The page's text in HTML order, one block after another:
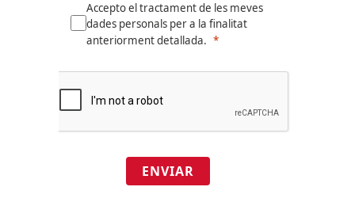
Accepto el tractament de les meves
dades personals per a la finalitat
anteriorment detallada.
ENVIAR